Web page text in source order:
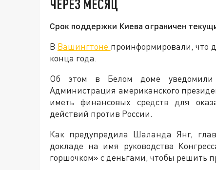
ЧЕРЕЗ МЕСЯЦ
Срок поддержки Киева ограничен
В Вашингтоне проинформировали, что
конца года.
Об этом в Белом доме уведомили
Администрация американского
иметь финансовых средств для
действий против России.
Как предупредила Шаланда Янг,
докладе на имя руководства
горшочком» с деньгами, чтобы решить